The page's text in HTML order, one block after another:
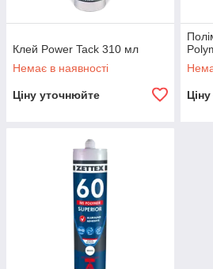
Отримаєте замовлення р. в
іншому місті України, де є
компаній Делівері,
Клей Power Tack 310 мл
Немає в наявності
Ціну уточнюйте